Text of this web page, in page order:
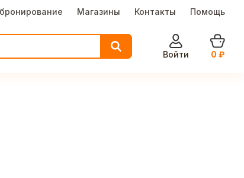
Магазины Контакты Помощь
Войти
0 ₽